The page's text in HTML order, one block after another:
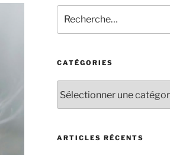
CATÉGORIES
ARTICLES RÉCENTS